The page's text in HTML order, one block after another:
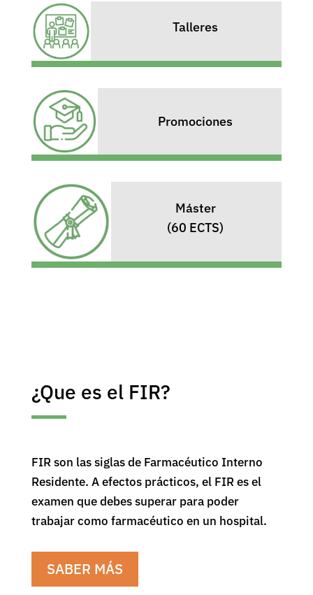
Talleres
Promociones
Máster
(60 ECTS)
¿Que es el FIR?
FIR son las siglas de Farmacéutico Interno
Residente. A efectos prácticos, el FIR es el
examen que debes superar para poder
trabajar como farmacéutico en un hospital.
SABER MÁS